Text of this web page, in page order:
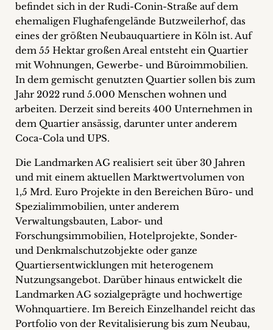
Team
Philosophie
Presseanfragen
Kontakt
befindet sich in der Rudi-Conin-Straße auf dem
ehemaligen Flughafengelände Butzweilerhof, das
eines der größten Neubauquartiere in Köln ist. Auf
dem 55 Hektar großen Areal entsteht ein Quartier
mit Wohnungen, Gewerbe- und Büroimmobilien.
In dem gemischt genutzten Quartier sollen bis zum
Jahr 2022 rund 5.000 Menschen wohnen und
arbeiten. Derzeit sind bereits 400 Unternehmen in
dem Quartier ansässig, darunter unter anderem
Coca-Cola und UPS.
Die Landmarken AG realisiert seit über 30 Jahren
und mit einem aktuellen Marktwertvolumen von
1,5 Mrd. Euro Projekte in den Bereichen Büro- und
Spezialimmobilien, unter anderem
Verwaltungsbauten, Labor- und
Forschungsimmobilien, Hotelprojekte, Sonder-
und Denkmalschutzobjekte oder ganze
Quartiersentwicklungen mit heterogenem
Nutzungsangebot. Darüber hinaus entwickelt die
Landmarken AG sozialgeprägte und hochwertige
Wohnquartiere. Im Bereich Einzelhandel reicht das
Portfolio von der Revitalisierung bis zum Neubau,